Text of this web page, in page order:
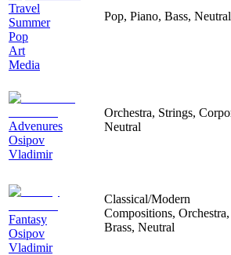
Travel
Summer
Pop
Art
Media
Pop, Piano, Bass, Neutral
Advenures
Osipov
Vladimir
Orchestra, Strings,
Neutral
Fantasy
Osipov
Vladimir
Classical/Modern
Compositions, Orchestra,
Brass, Neutral